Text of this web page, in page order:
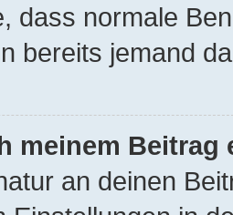
dass normale
bereits jemand
meinem
an deinen